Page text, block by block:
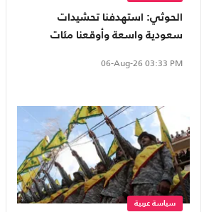
الحوثي: استهدفنا تحشيدات
سعودية واسعة وأوقعنا مئات
06-Aug-26 03:33 PM
سياسة عربية